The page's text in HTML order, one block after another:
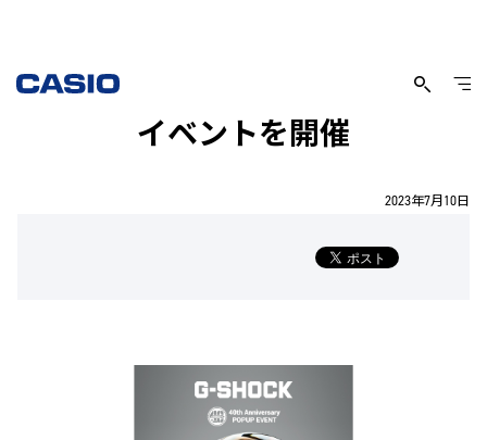
渋谷で“G-SHOCK”のポップアップ
イベントを開催
2023年7月10日